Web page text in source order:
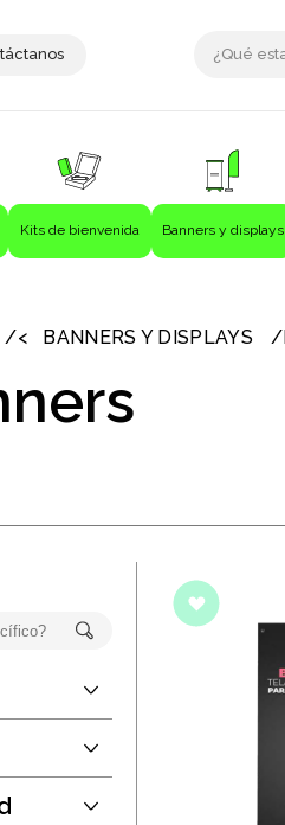
Kits de bienvenida Banners y displays
BANNERS Y DISPLAYS